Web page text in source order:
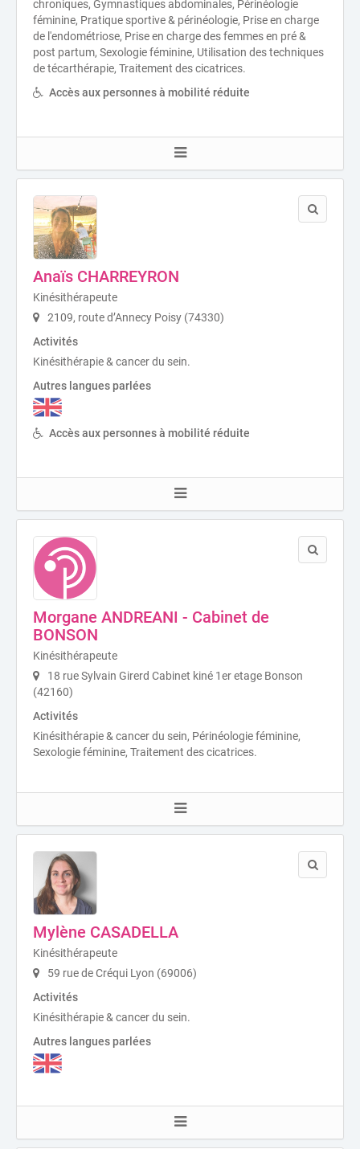
chroniques, Gymnastiques abdominales, Périnéologie
féminine, Pratique sportive & périnéologie, Prise en charge
de l'endométriose, Prise en charge des femmes en pré &
post partum, Sexologie féminine, Utilisation des techniques
de técarthérapie, Traitement des cicatrices.
Accès aux personnes à mobilité réduite
Anaïs CHARREYRON
Kinésithérapeute
2109, route d’Annecy Poisy (74330)
Activités
Kinésithérapie & cancer du sein.
Autres langues parlées
Accès aux personnes à mobilité réduite
Morgane ANDREANI - Cabinet de
BONSON
Kinésithérapeute
18 rue Sylvain Girerd Cabinet kiné 1er etage Bonson
(42160)
Activités
Kinésithérapie & cancer du sein, Périnéologie féminine,
Sexologie féminine, Traitement des cicatrices.
Mylène CASADELLA
Kinésithérapeute
59 rue de Créqui Lyon (69006)
Activités
Kinésithérapie & cancer du sein.
Autres langues parlées